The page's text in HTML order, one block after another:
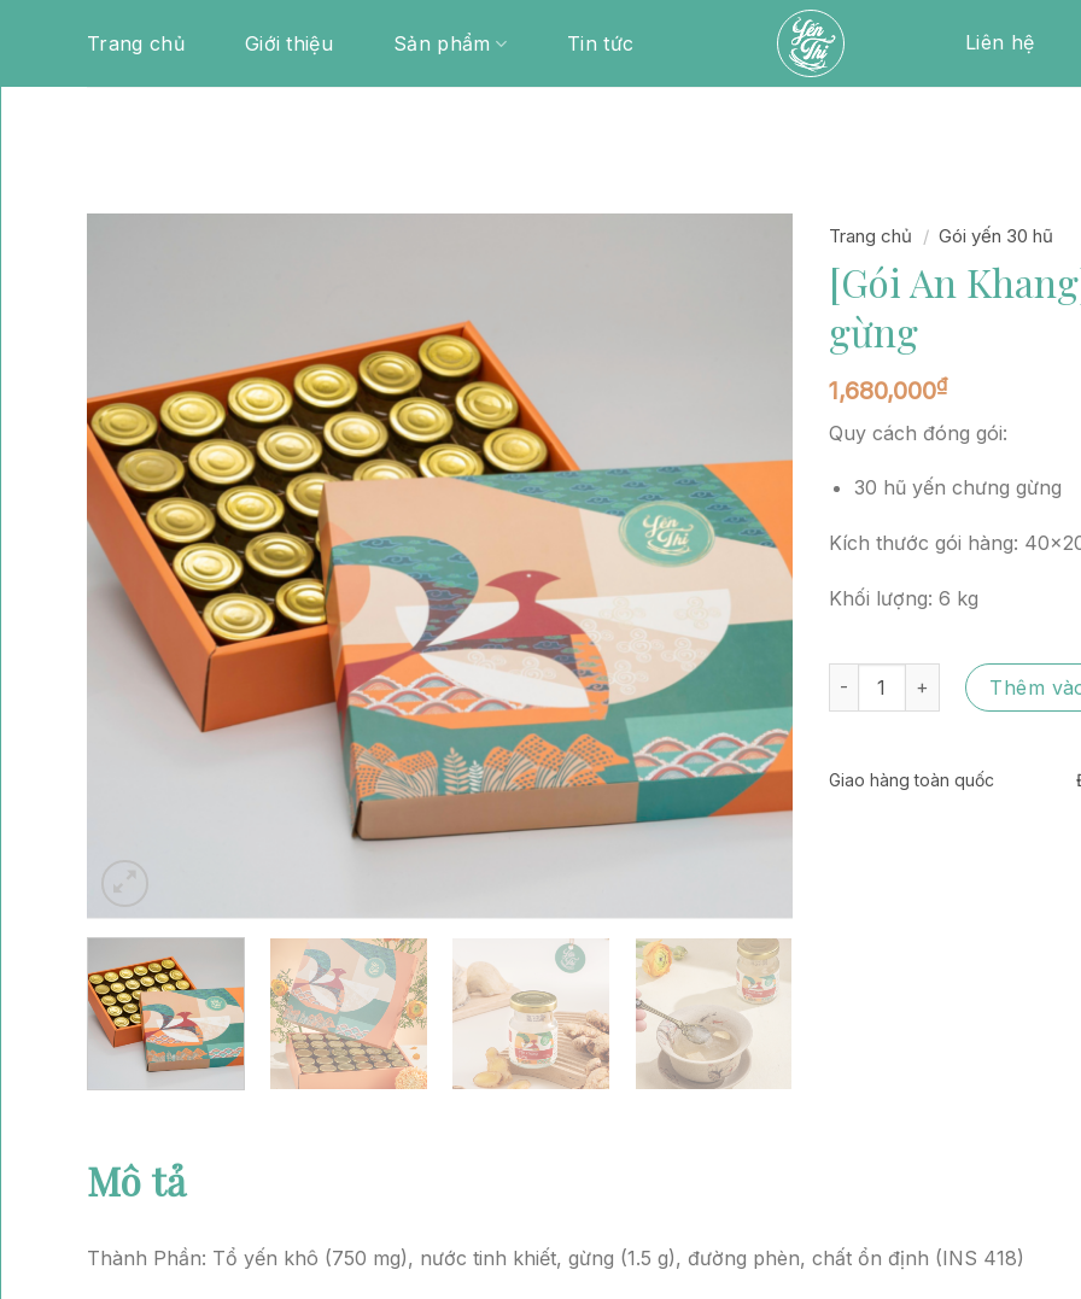
Trang chủ Giới thiệu Sản phẩm Tin tức Liên hệ
Trang chủ / Gói yến 30 hũ
[Gói An
gừng
1,680,000₫
Quy cách đóng gói:
30 hũ yến chưng gừng
Kích thước gói hàng:
Khối lượng: 6 kg
[Gói An Khang] Gói 30 hũ
Thêm
Giao hàng toàn quốc
Mô tả
Thành Phần: Tổ yến khô (750 mg), nước tinh khiết, gừng (1.5 g), đường phèn, chất ổn định (INS 418)